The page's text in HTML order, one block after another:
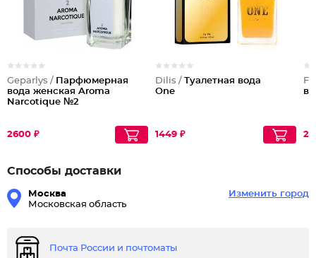
Geparlys / Парфюмерная
вода женская Aroma
Narcotique №2
2600 ₽
Dilis / Туалетная вода
One
1449 ₽
Способы доставки
Москва
Московская область
Изменить город
Почта России и почтоматы